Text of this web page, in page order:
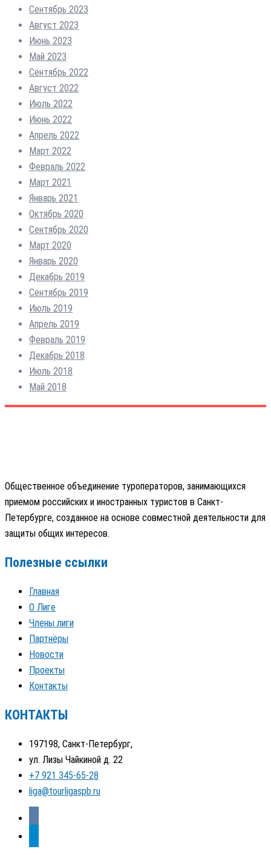
Сентябрь 2023
Август 2023
Июнь 2023
Май 2023
Сентябрь 2022
Август 2022
Июль 2022
Июнь 2022
Апрель 2022
Март 2022
Февраль 2022
Март 2021
Январь 2021
Октябрь 2020
Сентябрь 2020
Март 2020
Январь 2020
Декабрь 2019
Сентябрь 2019
Июль 2019
Апрель 2019
Февраль 2019
Декабрь 2018
Июль 2018
Май 2018
Общественное объединение туроператоров, занимающихся
приемом российских и иностранных туристов в Санкт-
Петербурге, созданное на основе совместной деятельности для
защиты общих интересов.
Полезные ссылки
Главная
О Лиге
Члены лиги
Партнёры
Новости
Проекты
Контакты
КОНТАКТЫ
197198, Санкт-Петербург,
ул. Лизы Чайкиной д. 22
+7 921 345-65-28
liga@tourligaspb.ru